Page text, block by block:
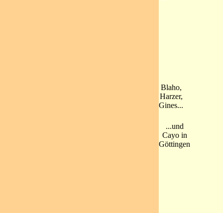
Blaho,
Harzer,
Gines...
...und
Cayo in
Göttingen